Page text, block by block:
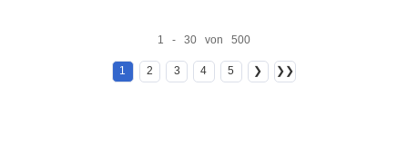
1 - 30 von 500
1 2 3 4 5 ❯ ❯❯